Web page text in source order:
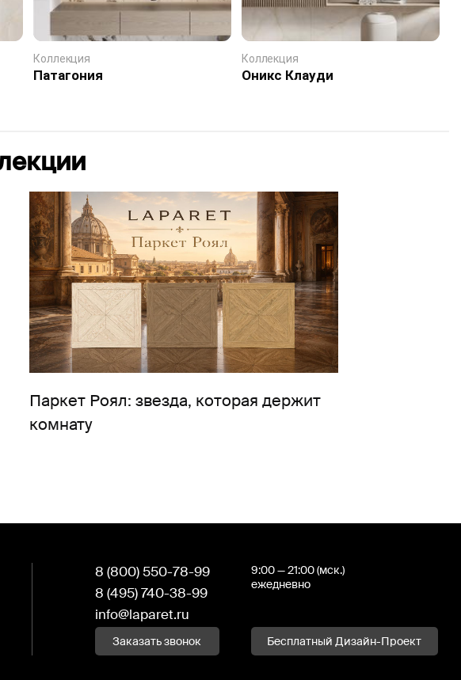
Коллекция
Патагония
Коллекция
Оникс Клауди
Паркет Роял: звезда, которая держит
комнату
8 (800) 550-78-99
8 (495) 740-38-99
info@laparet.ru
9:00 — 21:00 (мск.)
ежедневно
Заказать звонок Бесплатный Дизайн-Проект